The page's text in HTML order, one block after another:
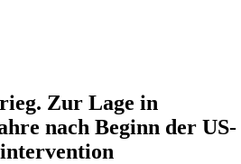
Zur Lage in
nach Beginn der US-